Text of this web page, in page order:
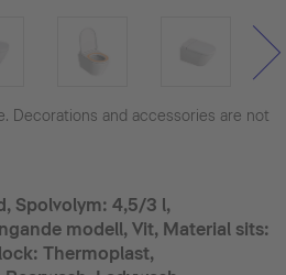
Decorations and accessories are not
Spolvolym: 4,5/3 l,
modell, Vit, Material sits:
Thermoplast,